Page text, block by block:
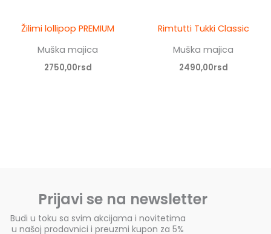
Žilimi lollipop PREMIUM
Muška majica
2750,00rsd
Rimtutti Tukki Classic
Muška majica
2490,00rsd
Prijavi se na newsletter
Budi u toku sa svim akcijama i novitetima
u našoj prodavnici i preuzmi kupon za 5%